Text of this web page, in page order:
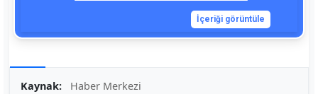
İçeriği görüntüle
Kaynak: Haber Merkezi